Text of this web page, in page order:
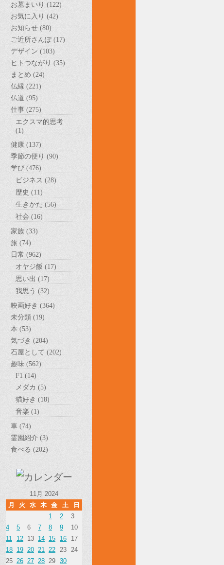
お墓まいり (122)
お気に入り (42)
お知らせ (80)
ご近所さんぽ (17)
デザイン (103)
ヒトつながり (35)
まとめ (24)
仏縁 (221)
仏道 (95)
仕事 (275)
エクスマ的思考
(1)
健康 (137)
季節の便り (90)
学び (476)
ビジネス (28)
歴史 (11)
生きかた (56)
社会 (16)
家族 (33)
旅 (74)
日常 (962)
オヤジ飯 (17)
思い出 (17)
我思う (32)
映画好き (364)
未分類 (19)
本 (53)
気づき (204)
石屋として (202)
趣味 (562)
F1 (14)
メダカ (5)
猫好き (18)
音楽 (1)
車 (74)
霊園紹介 (3)
食べる (202)
11月 2024
月
火 水 木 金 土
日
1
2
3
4
5 6 7 8 9
10
11
12 13 14 15 16
17
18 19 20 21 22 23 24
25 26 27 28 29 30